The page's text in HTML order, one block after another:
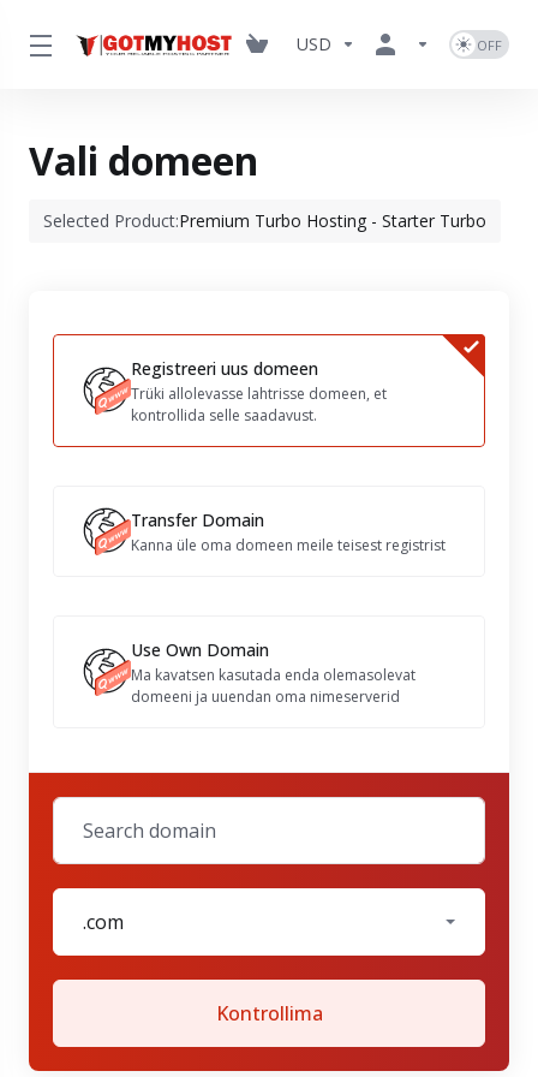
USD
Vali domeen
Selected Product:Premium Turbo Hosting - Starter Turbo
Registreeri uus domeen
Trüki allolevasse lahtrisse domeen, et
kontrollida selle saadavust.
Transfer Domain
Kanna üle oma domeen meile teisest registrist
Use Own Domain
Ma kavatsen kasutada enda olemasolevat
domeeni ja uuendan oma nimeserverid
.com
Kontrollima